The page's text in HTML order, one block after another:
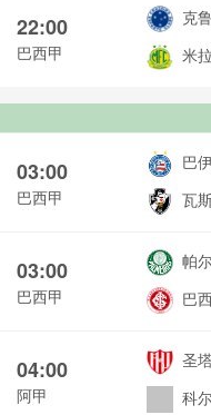
22:00
巴西甲
克
米
03:00
巴西甲
巴
瓦
03:00
巴西甲
帕
巴
04:00
阿甲
圣
科